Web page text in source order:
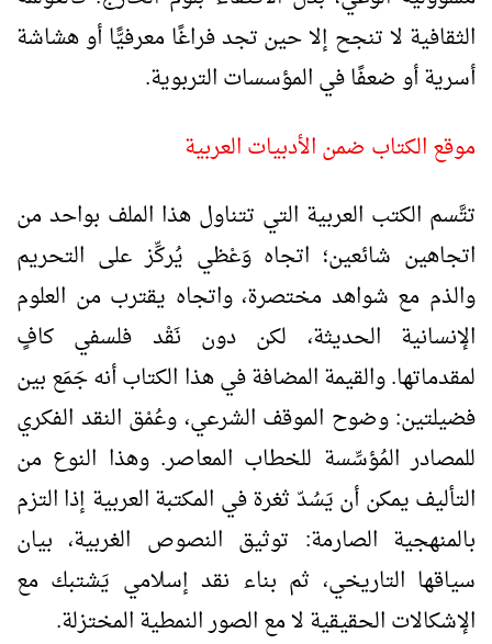
الثقافية لا تنجح إلا حين تجد فراغًا معرفيًّا أو هشاشة
أسرية أو ضعفًا في المؤسسات التربوية.
موقع الكتاب ضمن الأدبيات العربية
تتَّسم الكتب العربية التي تتناول هذا الملف بواحد من
اتجاهين شائعين؛ اتجاه وَعْظي يُركِّز على التحريم
والذم مع شواهد مختصرة، واتجاه يقترب من العلوم
الإنسانية الحديثة، لكن دون نَقْد فلسفي كافٍ
لمقدماتها. والقيمة المضافة في هذا الكتاب أنه جَمَع بين
فضيلتين: وضوح الموقف الشرعي، وعُمْق النقد الفكري
للمصادر المُؤسِّسة للخطاب المعاصر. وهذا النوع من
التأليف يمكن أن يَسُدّ ثغرة في المكتبة العربية إذا التزم
بالمنهجية الصارمة: توثيق النصوص الغربية، بيان
سياقها التاريخي، ثم بناء نقد إسلامي يَشتبك مع
الإشكالات الحقيقية لا مع الصور النمطية المختزلة.